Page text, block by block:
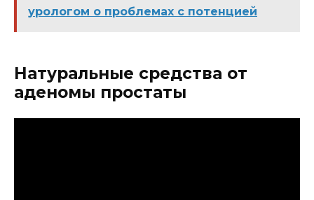
урологом о проблемах с потенцией
Натуральные средства от
аденомы простаты